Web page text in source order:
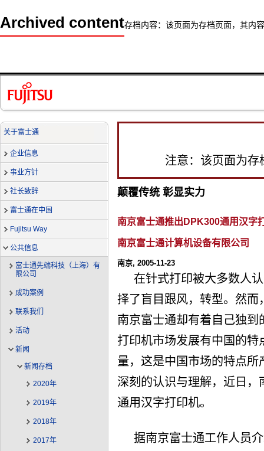
Archived content存档内容：该页面为存档页面，其内
关于富士通
企业信息
事业方针
社长致辞
富士通在中国
Fujitsu Way
公共信息
富士通先端科技（上海）有
限公司
成功案例
联系我们
活动
新闻
新闻存档
2020年
2019年
2018年
2017年
注意：该页面为
颠覆传统 彰显实力
南京富士通推出DPK300通用汉字
南京富士通计算机设备有限公司
南京, 2005-11-23
在针式打印被大多数人
择了盲目跟风，转型。然
南京富士通却有着自己独
打印机市场发展有中国的
量，这是中国市场的特点
深刻的认识与理解，近日
通用汉字打印机。
据南京富士通工作人员